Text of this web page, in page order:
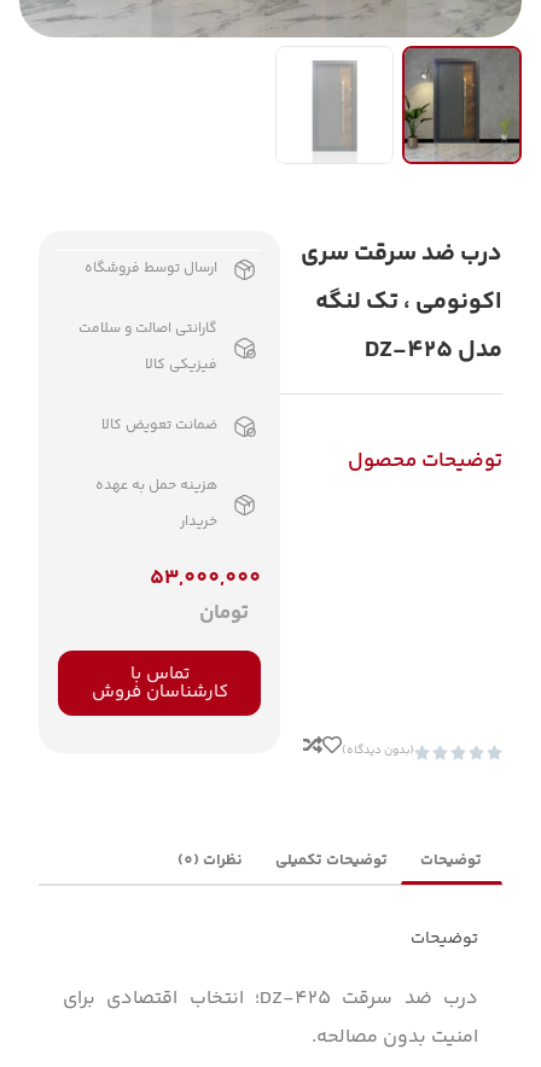
درب ضد سرقت سری
اکونومی ، تک لنگه
مدل DZ-425
توضیحات محصول




(بدون دیدگاه)
ارسال توسط فروشگاه
گارانتی اصالت و سلامت
فیزیکی کالا
ضمانت تعویض کالا
هزینه حمل به عهده
خریدار
53,000,000
تومان
تماس با
کارشناسان فروش
توضیحات توضیحات تکمیلی نظرات (0)
توضیحات
درب ضد سرقت DZ-425؛ انتخاب اقتصادی برای
امنیت بدون مصالحه.